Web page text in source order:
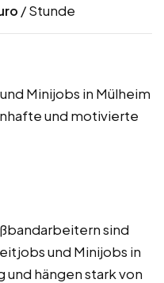
/ Stunde
Minijobs in Mülheim
und motivierte
sind
und Minijobs in
und hängen stark von